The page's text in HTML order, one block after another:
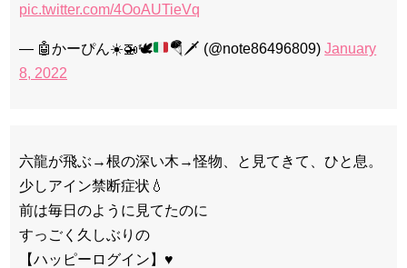
pic.twitter.com/4OoAUTieVq
— 🤖かーぴん☀️🚁🕊️ 🪂 🗡️ (@note86496809)January
8, 2022
六龍が飛ぶ→根の深い木→怪物、と見てきて、ひと息。
少しアイン禁断症状💧
前は毎日のように見てたのに
すっごく久しぶりの
【ハッピーログイン】♥️